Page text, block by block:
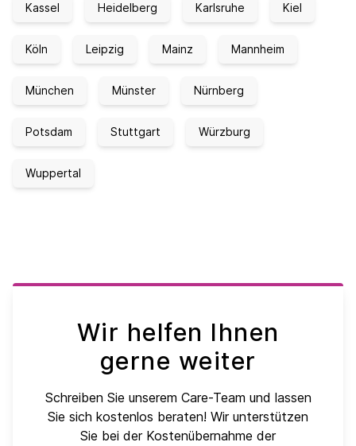
Kassel Heidelberg Karlsruhe Kiel
Köln Leipzig Mainz Mannheim
München Münster Nürnberg
Potsdam Stuttgart Würzburg
Wuppertal
Wir helfen Ihnen
gerne weiter
Schreiben Sie unserem Care-Team und lassen
Sie sich kostenlos beraten! Wir unterstützen
Sie bei der Kostenübernahme der